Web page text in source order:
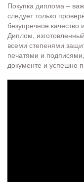
Покупка диплома –
следует только
безупречное
Диплом,
всеми степенями
печатями и
документе и успешно